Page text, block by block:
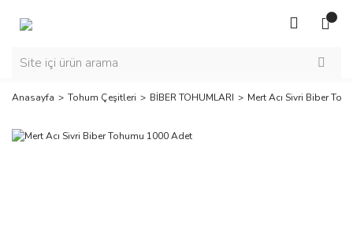
Anasayfa Tohum Çeşitleri BİBER TOHUMLARI Mert Acı Sivri Biber